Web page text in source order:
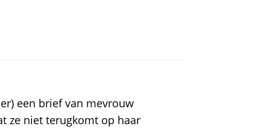
een brief van mevrouw
ze niet terugkomt op haar